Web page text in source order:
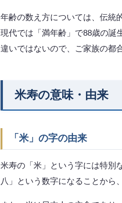
年齢の数え方については、伝統
現代では「満年齢」で88歳の誕
違いではないので、ご家族の都
米寿の意味・由来
「米」の字の由来
米寿の「米」という字には特別
八」という数字になることから